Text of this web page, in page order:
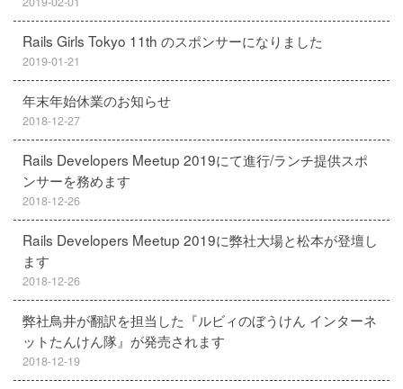
Rails Girls Tokyo 11th のスポンサーになりました
2019-01-21
年末年始休業のお知らせ
2018-12-27
Rails Developers Meetup 2019にて進行/ランチ提供スポ
ンサーを務めます
2018-12-26
Rails Developers Meetup 2019に弊社大場と松本が登壇し
ます
2018-12-26
弊社鳥井が翻訳を担当した『ルビィのぼうけん インターネ
ットたんけん隊』が発売されます
2018-12-19